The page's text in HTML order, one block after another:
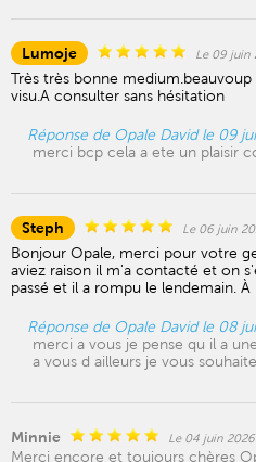
Lumoje Le 09 juin
Très très bonne
visu.A consulter sans hésitation
Réponse de Opale David le 09
merci bcp cela a ete un plaisir
Steph Le 06 juin
Bonjour Opale, merci pour votre
aviez raison il m'a contacté et on
passé et il a rompu le lendemain.
Réponse de Opale David le 08
merci a vous je pense qu il a
a vous d ailleurs je vous
Minnie Le 04 juin 2026
Merci encore et toujours chères